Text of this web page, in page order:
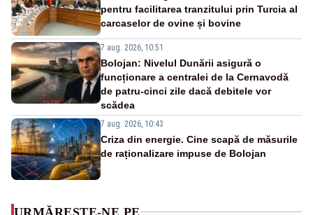
pentru facilitarea tranzitului prin Turcia al
carcaselor de ovine și bovine
7 aug. 2026, 10:51
Bolojan: Nivelul Dunării asigură o
funcționare a centralei de la Cernavodă
de patru-cinci zile dacă debitele vor
scădea
7 aug. 2026, 10:43
Criza din energie. Cine scapă de măsurile
de raționalizare impuse de Bolojan
URMĂREȘTE-NE PE